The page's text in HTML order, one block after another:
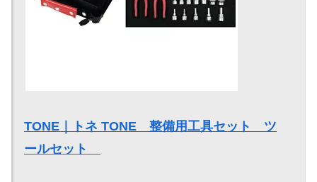
TONE｜トネ TONE 整備用工具セット ツ
ールセット